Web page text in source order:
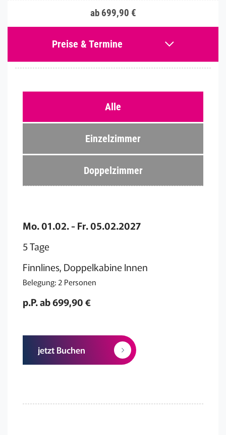
ab 699,90 €
Preise & Termine
Alle
Einzelzimmer
Doppelzimmer
Mo. 01.02. - Fr. 05.02.2027
5 Tage
Finnlines, Doppelkabine Innen
Belegung: 2 Personen
p.P. ab 699,90 €
jetzt Buchen